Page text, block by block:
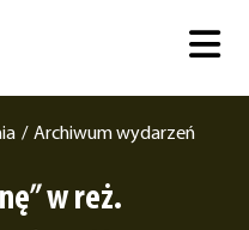
/ Archiwum wydarzeń
w reż.